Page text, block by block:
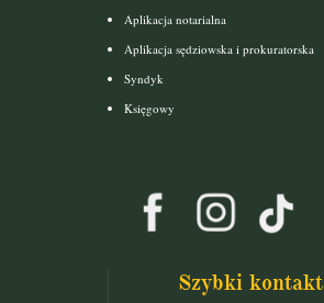
Aplikacja notarialna
Aplikacja sędziowska i prokuratorska
Syndyk
Księgowy
Szybki kontakt